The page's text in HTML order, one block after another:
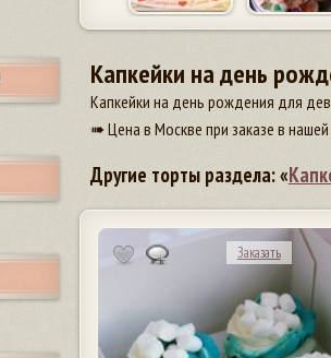
Капкейки на день
Капкейки на день рождения для
➠ Цена в Москве при заказе в
Другие торты раздела: «
Заказать